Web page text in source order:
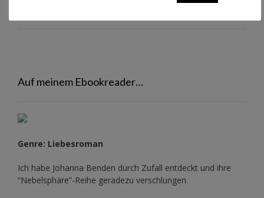
Auf meinem Ebookreader…
Genre: Liebesroman
Ich habe Johanna Benden durch Zufall entdeckt und ihre
“Nebelsphäre”-Reihe geradezu verschlungen.